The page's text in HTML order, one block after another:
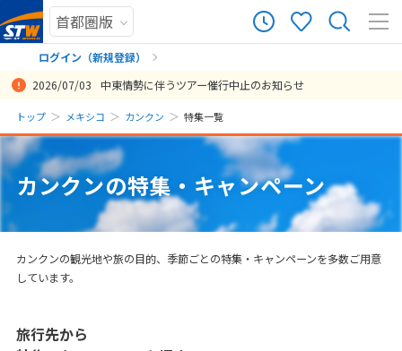
ログイン（新規登録）
まだ履歴がありません
まだ登録がありません
2026/07/03 中東情勢に伴うツアー催行中止のお知らせ
トップ メキシコ カンクン 特集一覧
カンクンの特集・キャンペーン
カンクンの観光地や旅の目的、季節ごとの特集・キャンペーンを多数ご用意
しています。
旅行先から